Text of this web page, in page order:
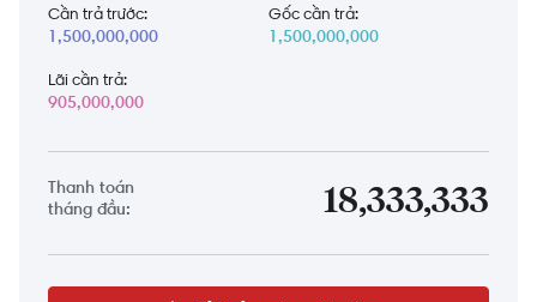
Cần trả trước:
1,500,000,000
Gốc cần trả:
1,500,000,000
Lãi cần trả:
905,000,000
Thanh toán
tháng đầu:
18,333,333